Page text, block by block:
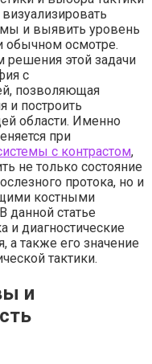
и выявить уровень
обычном осмотре.
этой задачи
с
позволяющая
и построить
области. Именно
при
с контрастом,
не только состояние
протока, но и
костными
данной статье
и диагностические
а также его значение
тактики.
и